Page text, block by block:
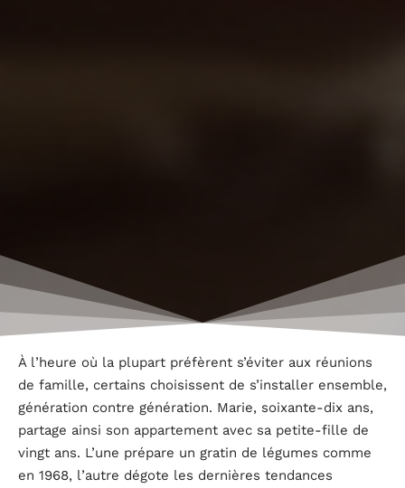
À l’heure où la plupart préfèrent s’éviter aux réunions
de famille, certains choisissent de s’installer ensemble,
génération contre génération. Marie, soixante-dix ans,
partage ainsi son appartement avec sa petite-fille de
vingt ans. L’une prépare un gratin de légumes comme
en 1968, l’autre dégote les dernières tendances